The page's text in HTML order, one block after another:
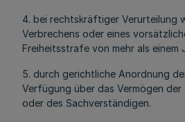
4. bei rechtskräftiger Verurteilung
Verbrechens oder eines
Freiheitsstrafe von mehr als einem
5. durch gerichtliche Anordnung
Verfügung über das Vermögen
oder des Sachverständigen.